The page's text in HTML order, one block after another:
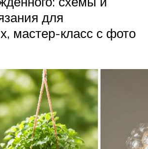
для
мастер-класс с фото